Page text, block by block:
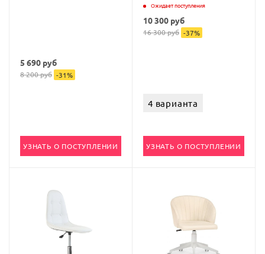
5 690 руб
8 200руб -31%
УЗНАТЬ О ПОСТУПЛЕНИИ
Ожидает поступления
10 300 руб
16 300руб -37%
4 варианта
УЗНАТЬ О ПОСТУПЛЕНИИ